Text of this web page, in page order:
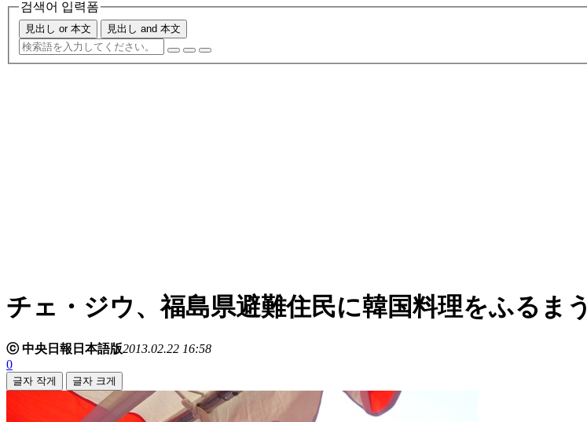
검색어 입력폼
見出し or 本文 見出し and 本文
チェ・ジウ、福島県避難住民に韓国料理をふるまう
ⓒ 中央日報日本語版2013.02.22 16:58
0
글자 작게 글자 크게